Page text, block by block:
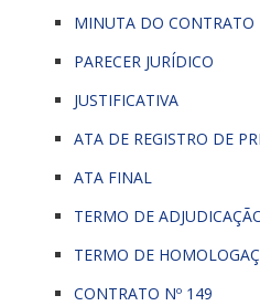
MINUTA DO CONTRATO
PARECER JURÍDICO
JUSTIFICATIVA
ATA DE REGISTRO DE
ATA FINAL
TERMO DE
TERMO DE
CONTRATO Nº 149